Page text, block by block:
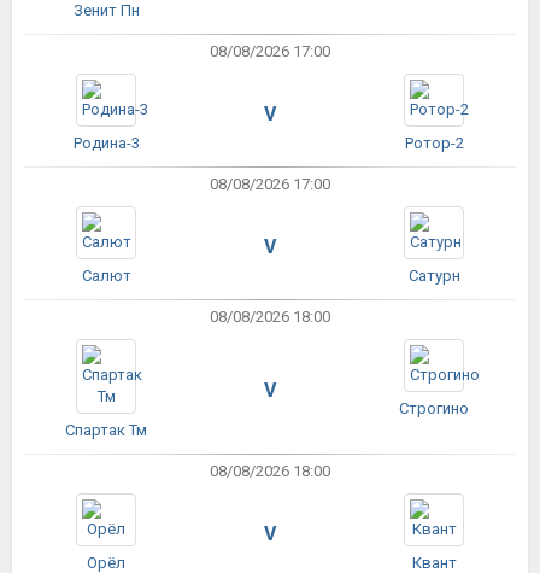
Зенит Пн
08/08/2026 17:00
Родина-3
V
Ротор-2
08/08/2026 17:00
Салют
V
Сатурн
08/08/2026 18:00
Спартак Тм
V
Строгино
08/08/2026 18:00
Орёл
V
Квант